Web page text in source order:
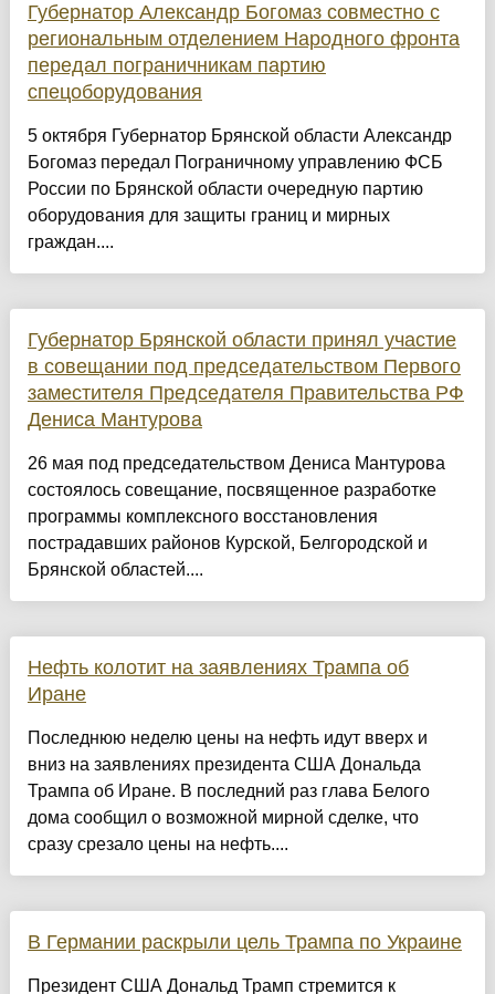
Губернатор Александр Богомаз совместно с
региональным отделением Народного фронта
передал пограничникам партию
спецоборудования
5 октября Губернатор Брянской области Александр
Богомаз передал Пограничному управлению ФСБ
России по Брянской области очередную партию
оборудования для защиты границ и мирных
граждан....
Губернатор Брянской области принял участие
в совещании под председательством Первого
заместителя Председателя Правительства РФ
Дениса Мантурова
26 мая под председательством Дениса Мантурова
состоялось совещание, посвященное разработке
программы комплексного восстановления
пострадавших районов Курской, Белгородской и
Брянской областей....
Нефть колотит на заявлениях Трампа об
Иране
Последнюю неделю цены на нефть идут вверх и
вниз на заявлениях президента США Дональда
Трампа об Иране. В последний раз глава Белого
дома сообщил о возможной мирной сделке, что
сразу срезало цены на нефть....
В Германии раскрыли цель Трампа по Украине
Президент США Дональд Трамп стремится к